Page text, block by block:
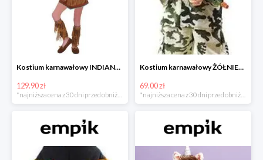
Kostium karnawałowy INDIANKA
129.90 zł
*najniższa cena z 30 dni przed obniżką
Kostium karnawałowy ŻÓŁNIERZ
69.00 zł
*najniższa cena z 30 dni przed obniżką